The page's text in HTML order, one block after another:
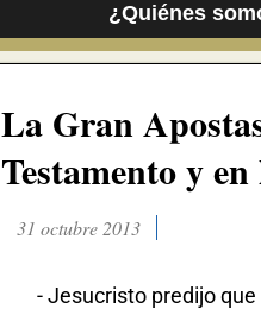
¿Quiénes
La Gran
Testamento y
31 octubre 2013
- Jesucristo predijo